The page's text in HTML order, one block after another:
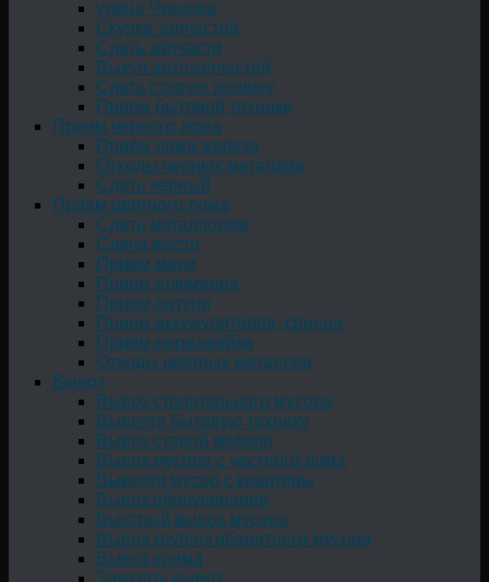
улица Чкалова
Скупка запчастей
Сдать запчасти
Выкуп автозапчастей
Сдать старую технику
Прием бытовой техники
Прием черного лома
Приём лома железа
Отходы черных металлов
Сдать чёрный
Прием цветного лома
Сдать металлолом
Сдача жести
Прием меди
Прием алюминия
Прием латуни
Прием аккумуляторов, свинца
Прием нержавейки
Отходы цветных металлов
Вывоз
Вывоз строительного мусора
Вывезти бытовую технику
Вывоз старой мебели
Вывоз мусора с частного дома
Вывезти мусор с квартиры
Вывоз оборудования
Быстрый вывоз мусора
Вывоз крупногабаритного мусора
Вывоз хлама
Заказать вывоз